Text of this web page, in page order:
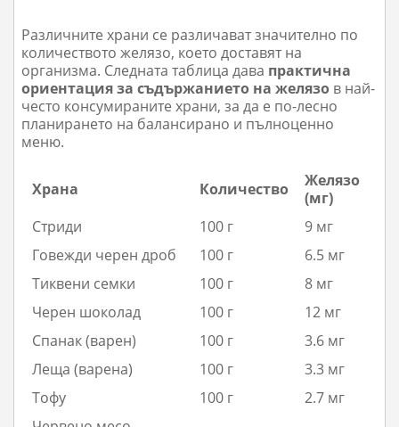
Различните храни се различават значително по
количеството желязо, което доставят на
организма. Следната таблица дава практична
ориентация за съдържанието на желязо в най-
често консумираните храни, за да е по-лесно
планирането на балансирано и пълноценно
меню.
Храна Количество
Желязо
(мг)
Стриди
100 г
9 мг
Говежди черен дроб
100 г
6.5 мг
Тиквени семки
100 г
8 мг
Черен шоколад
100 г
12 мг
Спанак (варен)
100 г
3.6 мг
Леща (варена)
100 г
3.3 мг
Тофу
100 г
2.7 мг